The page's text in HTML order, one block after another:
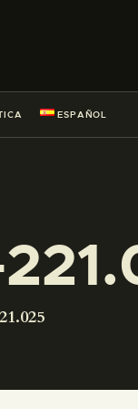
ESPAÑOL